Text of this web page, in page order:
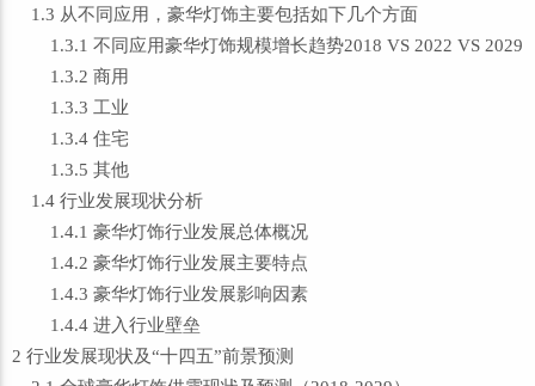
1.3 从不同应用，豪华灯饰主要包括如下几个方面
1.3.1 不同应用豪华灯饰规模增长趋势2018 VS 2022 VS 2029
1.3.2 商用
1.3.3 工业
1.3.4 住宅
1.3.5 其他
1.4 行业发展现状分析
1.4.1 豪华灯饰行业发展总体概况
1.4.2 豪华灯饰行业发展主要特点
1.4.3 豪华灯饰行业发展影响因素
1.4.4 进入行业壁垒
2 行业发展现状及“十四五”前景预测